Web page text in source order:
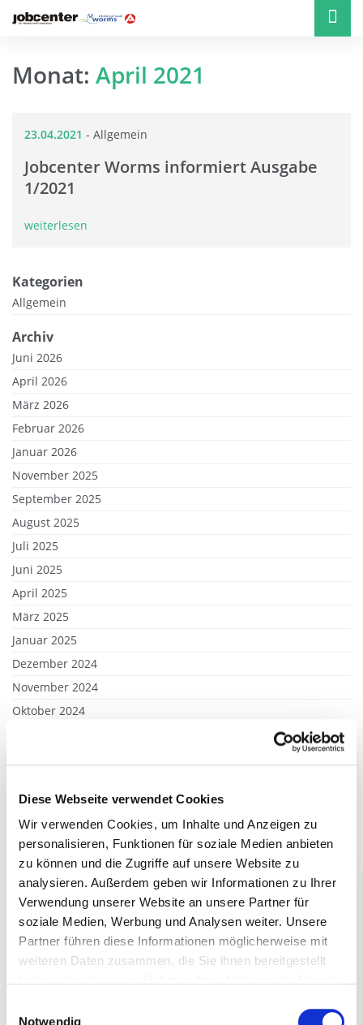
Diese Webseite verwendet Cookies
Wir verwenden Cookies, um Inhalte und Anzeigen zu
personalisieren, Funktionen für soziale Medien anbieten
zu können und die Zugriffe auf unsere Website zu
analysieren. Außerdem geben wir Informationen zu Ihrer
Verwendung unserer Website an unsere Partner für
soziale Medien, Werbung und Analysen weiter. Unsere
Partner führen diese Informationen möglicherweise mit
weiteren Daten zusammen, die Sie ihnen bereitgestellt
Notwendig
Kategorien
Allgemein
Archiv
Juni 2026
April 2026
März 2026
Februar 2026
Januar 2026
November 2025
September 2025
August 2025
Juli 2025
Juni 2025
April 2025
März 2025
Januar 2025
Dezember 2024
November 2024
Oktober 2024
Januar 2024
Dezember 2023
November 2023
Oktober 2023
September 2023
August 2023
Juli 2023
Juni 2023
Februar 2023
Monat: April 2021
23.04.2021 - Allgemein
Jobcenter Worms informiert Ausgabe
1/2021
weiterlesen